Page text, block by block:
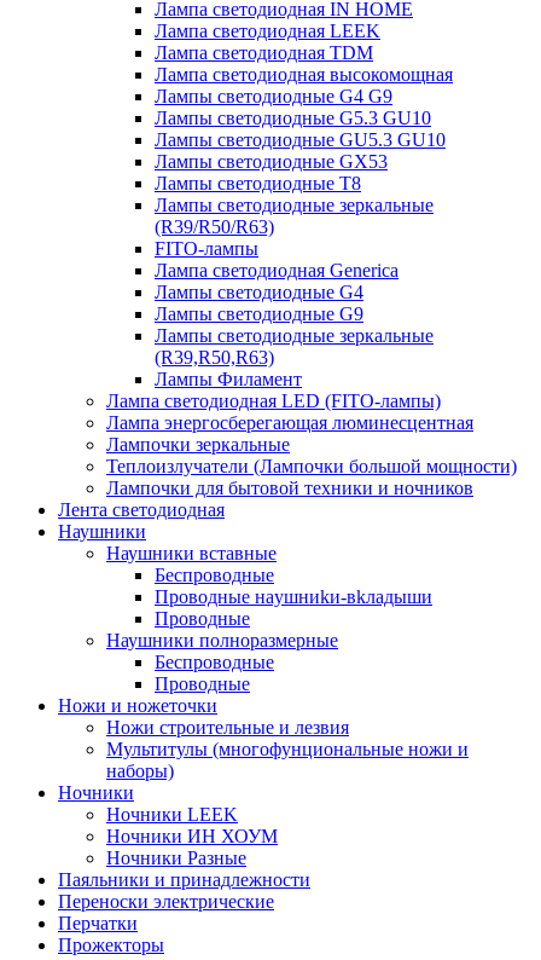
Лампа светодиодная IN HOME
Лампа светодиодная LEEK
Лампа светодиодная TDM
Лампа светодиодная высокомощная
Лампы светодиодные G4 G9
Лампы светодиодные G5.3 GU10
Лампы светодиодные GU5.3 GU10
Лампы светодиодные GX53
Лампы светодиодные T8
Лампы светодиодные зеркальные
(R39/R50/R63)
FITO-лампы
Лампа светодиодная Generica
Лампы светодиодные G4
Лампы светодиодные G9
Лампы светодиодные зеркальные
(R39,R50,R63)
Лампы Филамент
Лампа светодиодная LED (FITO-лампы)
Лампа энергосберегающая люминесцентная
Лампочки зеркальные
Теплоизлучатели (Лампочки большой мощности)
Лампочки для бытовой техники и ночников
Лента светодиодная
Наушники
Наушники вставные
Беспроводные
Пpoвoдныe нayшниkи-вkлaдыши
Проводные
Наушники полноразмерные
Беспроводные
Проводные
Ножи и ножеточки
Ножи строительные и лезвия
Мультитулы (многофунциональные ножи и
наборы)
Ночники
Ночники LEEK
Ночники ИН ХОУМ
Ночники Разные
Паяльники и принадлежности
Переноски электрические
Перчатки
Прожекторы